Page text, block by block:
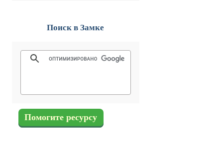
Поиск в Замке
Помогите ресурсу